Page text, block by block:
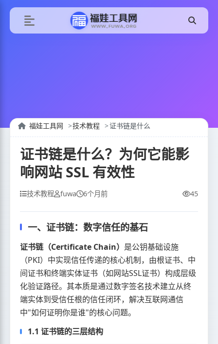
福娃工具网 技术教程 证书链是什么
证书链是什么？为何它能影
响网站 SSL 有效性
技术教程 fuwa 6个月前 45
一、证书链：数字信任的基石
证书链（Certificate Chain） 是公钥基础设施
（PKI）中实现信任传递的核心机制，由根证书、中
间证书和终端实体证书（如网站SSL证书）构成层级
化验证路径。其本质是通过数字签名技术建立从终
端实体到受信任根的信任闭环，解决互联网通信
中"如何证明你是谁"的核心问题。
1.1 证书链的三层结构